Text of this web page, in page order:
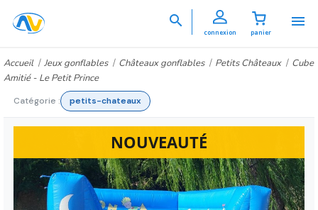

panier
connexion

Accueil Jeux gonflables Châteaux gonflables Petits Châteaux
Cube
Amitié - Le Petit Prince
Catégorie : petits-chateaux
NOUVEAUTÉ